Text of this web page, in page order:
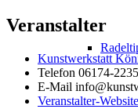
Veranstalter
Kunstwerkstatt
Telefon 06174-
E-Mail
Veranstalter-